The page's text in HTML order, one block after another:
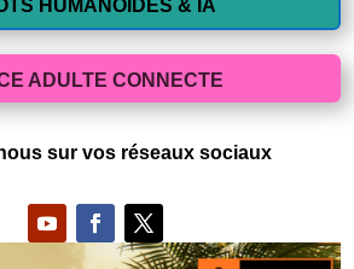
HUMANOIDES & IA
ADULTE CONNECTE
sur vos réseaux sociaux